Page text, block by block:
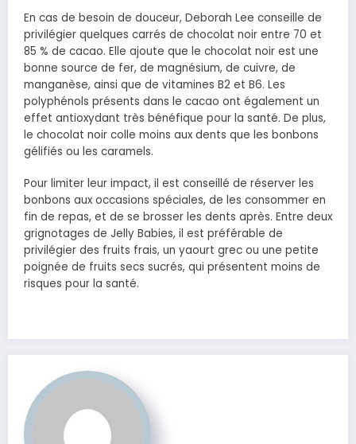
En cas de besoin de douceur, Deborah Lee conseille de
privilégier quelques carrés de chocolat noir entre 70 et
85 % de cacao. Elle ajoute que le chocolat noir est une
bonne source de fer, de magnésium, de cuivre, de
manganèse, ainsi que de vitamines B2 et B6. Les
polyphénols présents dans le cacao ont également un
effet antioxydant très bénéfique pour la santé. De plus,
le chocolat noir colle moins aux dents que les bonbons
gélifiés ou les caramels.
Pour limiter leur impact, il est conseillé de réserver les
bonbons aux occasions spéciales, de les consommer en
fin de repas, et de se brosser les dents après. Entre deux
grignotages de Jelly Babies, il est préférable de
privilégier des fruits frais, un yaourt grec ou une petite
poignée de fruits secs sucrés, qui présentent moins de
risques pour la santé.